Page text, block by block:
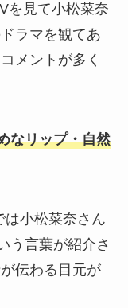
を見て小松菜奈
ラマを観てあ
メントが多く
なリップ・自然
は小松菜奈さん
う言葉が紹介さ
伝わる目元が